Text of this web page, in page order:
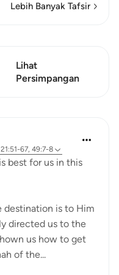
Lebih Banyak Tafsir
Lihat
Persimpangan
21:51-67, 49:7-8
best for us in this
destination is to Him
directed us to the
us how to get
of the...